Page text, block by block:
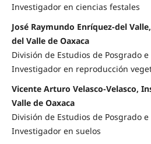
Investigador en ciencias festales
José Raymundo Enríquez-del
del Valle de Oaxaca
División de Estudios de Posgrado
Investigador en reproducción
Vicente Arturo Velasco-Velasco,
Valle de Oaxaca
División de Estudios de Posgrado
Investigador en suelos